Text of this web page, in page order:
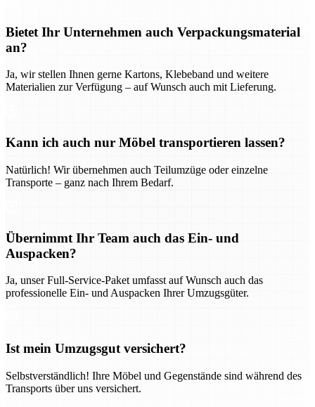
Bietet Ihr Unternehmen auch Verpackungsmaterial
an?
Ja, wir stellen Ihnen gerne Kartons, Klebeband und weitere
Materialien zur Verfügung – auf Wunsch auch mit Lieferung.
Kann ich auch nur Möbel transportieren lassen?
Natürlich! Wir übernehmen auch Teilumzüge oder einzelne
Transporte – ganz nach Ihrem Bedarf.
Übernimmt Ihr Team auch das Ein- und
Auspacken?
Ja, unser Full-Service-Paket umfasst auf Wunsch auch das
professionelle Ein- und Auspacken Ihrer Umzugsgüter.
Ist mein Umzugsgut versichert?
Selbstverständlich! Ihre Möbel und Gegenstände sind während des
Transports über uns versichert.